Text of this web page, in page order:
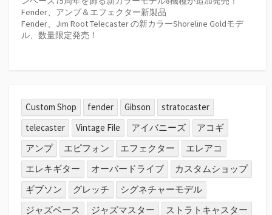
Fender、アンプ＆エフェクター新製品
Fender、Jim Root Telecaster の新カラーShoreline Goldモデ
ル、数量限定発売！
Custom Shop fender Gibson
stratocaster
telecaster
Vintage File アイバニーズ
アコギ
アンプ
エピフォン エフェクター
エレアコ
エレキギター
オーバードライブ
カスタムショップ
ギブソン
グレッチ
シグネチャーモデル
ジャズベース
ジャズマスター
ストラトキャスター